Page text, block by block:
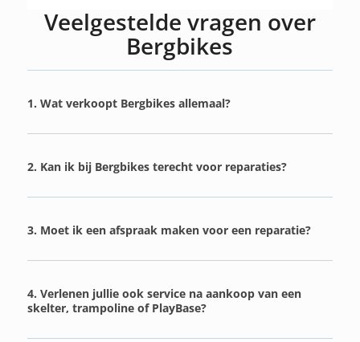
Veelgestelde vragen over
Bergbikes
1. Wat verkoopt Bergbikes allemaal?
2. Kan ik bij Bergbikes terecht voor reparaties?
3. Moet ik een afspraak maken voor een reparatie?
4. Verlenen jullie ook service na aankoop van een
skelter, trampoline of PlayBase?